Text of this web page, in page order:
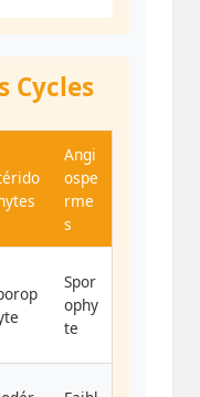
Cycles
Angi
ospe
rme
s
Spor
ophy
te